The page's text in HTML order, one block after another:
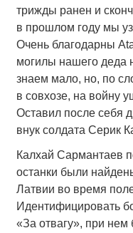
трижды ранен и
в прошлом году мы
Очень благодарны
могилы нашего деда
знаем мало, но, по
в совхозе, на войну
Оставил после себя
внук солдата Серик
Калхай Сармантаев
останки были
Латвии во время
Идентифицировать
«За отвагу», при